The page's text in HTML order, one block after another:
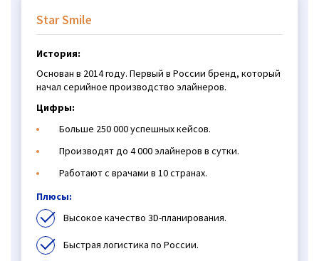
Star Smile
История:
Основан в 2014 году. Первый в России бренд, который
начал серийное производство элайнеров.
Цифры:
Больше 250 000 успешных кейсов.
Производят до 4 000 элайнеров в сутки.
Работают с врачами в 10 странах.
Плюсы:
Высокое качество 3D-планирования.
Быстрая логистика по России.